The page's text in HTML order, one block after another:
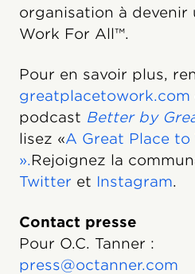
organisation à devenir
Work For All™.
Pour en savoir plus,
greatplacetowork.com
podcast Better by
lisez «A Great Place
».Rejoignez la
Twitter et Instagram.
Contact presse
Pour O.C. Tanner :
press@octanner.com